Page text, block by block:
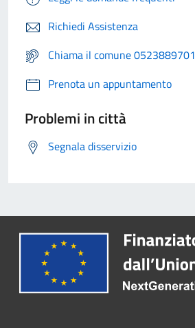
Richiedi Assistenza
Chiama il comune 0523889701
Prenota un appuntamento
Problemi in città
Segnala disservizio